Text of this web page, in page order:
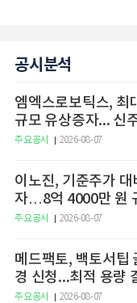
공시분석
엠엑스로보틱스, 최
규모 유상증자... 신
주요공시 2026-08-07
이노진, 기준주가
자…8억 4000만 원
주요공시 2026-08-07
메드팩토, 백토서팁
경 신청...최적 용량
주요공시 2026-08-07